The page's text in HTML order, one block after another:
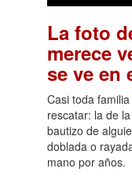
La foto
merece
se ve en
Casi toda
rescatar: la de
bautizo de
doblada o
mano por años.